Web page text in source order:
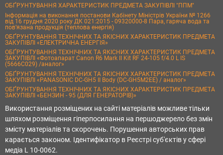
ОБҐРУНТУВАННЯ ХАРАКТЕРИСТИК ПРЕДМЕТА ЗАКУПІВЛІ "ППМ"
Інформація на виконання постанови Кабінету Міністрів України № 1266
від 16 грудня 2020 року ДК 021:2015 - 09320000-8 Пара, гаряча вода та
пов’язана продукція (теплова енергія)
ОБҐРУНТУВАННЯ ТЕХНІЧНИХ ТА ЯКІСНИХ ХАРАКТЕРИСТИК ПРЕДМЕТА
ЗАКУПІВЛІ «ЕЛЕКТРИЧНА ЕНЕРГІЯ»
ОБҐРУНТУВАННЯ ТЕХНІЧНИХ ТА ЯКІСНИХ ХАРАКТЕРИСТИК ПРЕДМЕТА
ЗАКУПІВЛІ «Фотоапарат Canon R6 Mark II Kit RF 24-105 f/4.0 L IS
(5666C029) /аналог»
ОБҐРУНТУВАННЯ ТЕХНІЧНИХ ТА ЯКІСНИХ ХАРАКТЕРИСТИК ПРЕДМЕТА
ЗАКУПІВЛІ «PANASONIC DC-GH5 II Body (DC-GH5M2EE) / аналог»
ОБҐРУНТУВАННЯ ТЕХНІЧНИХ ТА ЯКІСНИХ ХАРАКТЕРИСТИК ПРЕДМЕТА
ЗАКУПІВЛІ «БЕНЗИН - 95 (ДЛЯ ГЕНЕРАТОРІВ)»
Використання розміщених на сайті матеріалів можливе тільки
шляхом розміщення гіперпосилання на першоджерело без змін
змісту матеріалів та скорочень. Порушення авторських прав
карається законом. Ідентифікатор в Реєстрі суб'єктів у сфері
медіа L 10-0062.